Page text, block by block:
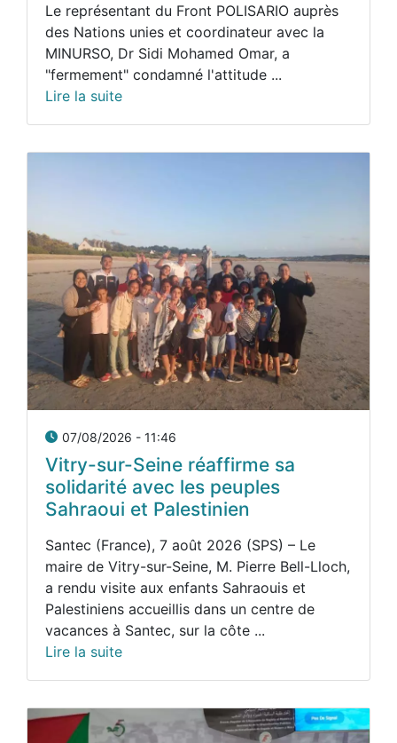
Le représentant du Front POLISARIO auprès
des Nations unies et coordinateur avec la
MINURSO, Dr Sidi Mohamed Omar, a
"fermement" condamné l'attitude ...
Lire la suite
07/08/2026 - 11:46
Vitry-sur-Seine réaffirme sa
solidarité avec les peuples
Sahraoui et Palestinien
Santec (France), 7 août 2026 (SPS) – Le
maire de Vitry-sur-Seine, M. Pierre Bell-Lloch,
a rendu visite aux enfants Sahraouis et
Palestiniens accueillis dans un centre de
vacances à Santec, sur la côte ...
Lire la suite